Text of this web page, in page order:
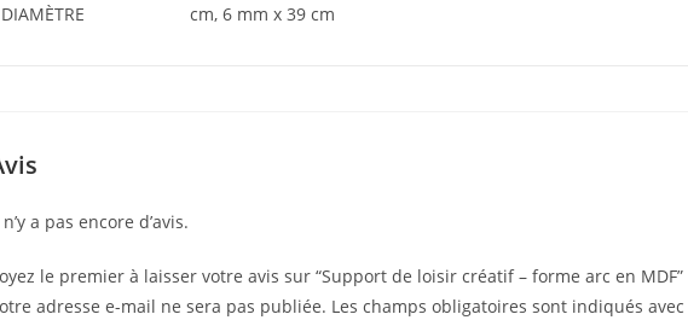
DIAMÈTRE
cm, 6 mm x 39 cm
a pas encore d’avis.
le premier à laisser votre avis sur “Support de loisir créatif – forme arc en MDF”
adresse e-mail ne sera pas publiée. Les champs obligatoires sont indiqués avec